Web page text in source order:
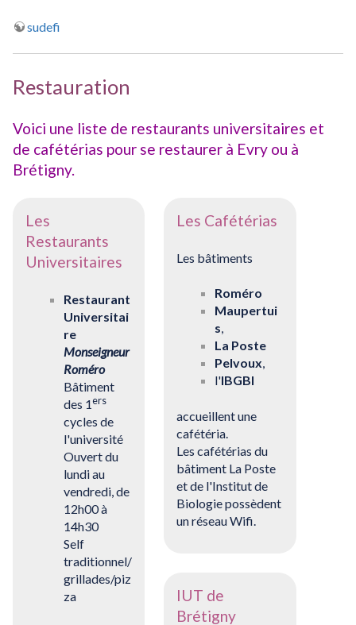
sudefi
Restauration
Voici une liste de restaurants universitaires et
de cafétérias pour se restaurer à Evry ou à
Brétigny.
Les
Restaurants
Universitaires
Restaurant
Universitai
re
Monseigneur
Roméro
Bâtiment
des 1ers
cycles de
l'université
Ouvert du
lundi au
vendredi, de
12h00 à
14h30
Self
traditionnel/
grillades/piz
za
Les Cafétérias
Les bâtiments
Roméro
Maupertui
s,
La Poste
Pelvoux,
l'IBGBI
accueillent une
cafétéria.
Les cafétérias du
bâtiment La Poste
et de l'Institut de
Biologie possèdent
un réseau Wifi.
IUT de
Brétigny